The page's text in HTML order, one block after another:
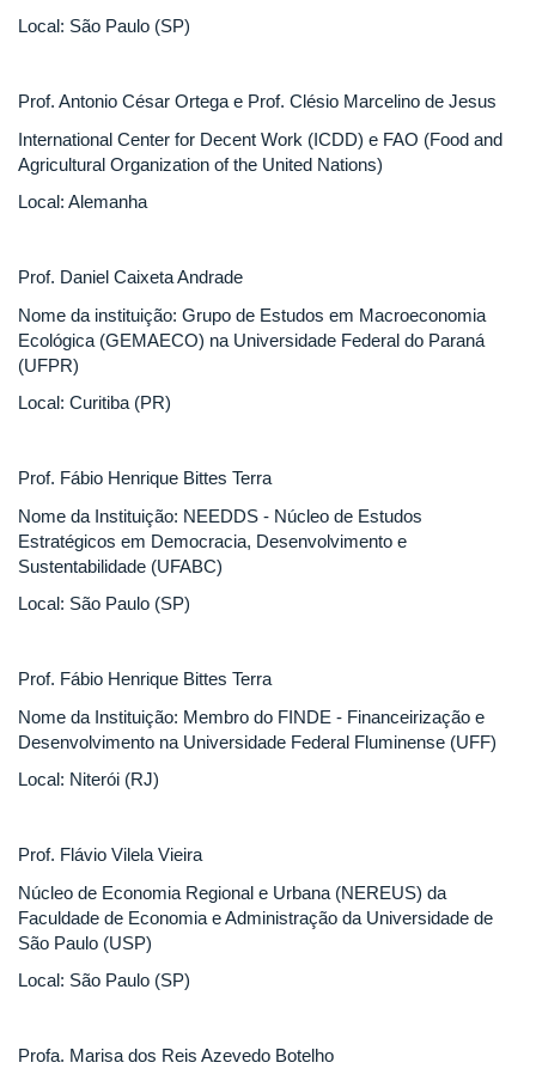
Local: São Paulo (SP)
Prof. Antonio César Ortega e Prof. Clésio Marcelino de Jesus
International Center for Decent Work (ICDD) e FAO (Food and
Agricultural Organization of the United Nations)
Local: Alemanha
Prof. Daniel Caixeta Andrade
Nome da instituição: Grupo de Estudos em Macroeconomia
Ecológica (GEMAECO) na Universidade Federal do Paraná
(UFPR)
Local: Curitiba (PR)
Prof. Fábio Henrique Bittes Terra
Nome da Instituição: NEEDDS - Núcleo de Estudos
Estratégicos em Democracia, Desenvolvimento e
Sustentabilidade (UFABC)
Local: São Paulo (SP)
Prof. Fábio Henrique Bittes Terra
Nome da Instituição: Membro do FINDE - Financeirização e
Desenvolvimento na Universidade Federal Fluminense (UFF)
Local: Niterói (RJ)
Prof. Flávio Vilela Vieira
Núcleo de Economia Regional e Urbana (NEREUS) da
Faculdade de Economia e Administração da Universidade de
São Paulo (USP)
Local: São Paulo (SP)
Profa. Marisa dos Reis Azevedo Botelho